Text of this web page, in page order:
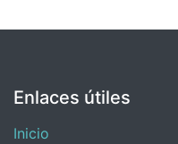
Enlaces útiles
Inicio